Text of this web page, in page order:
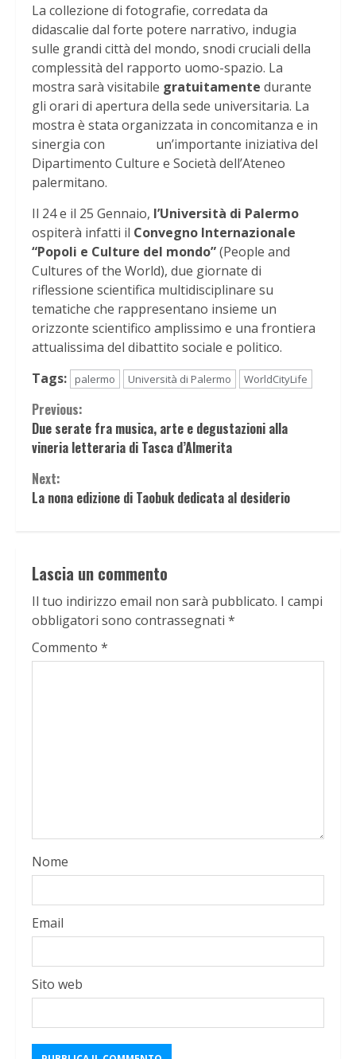
La collezione di fotografie, corredata da
didascalie dal forte potere narrativo, indugia
sulle grandi città del mondo, snodi cruciali della
complessità del rapporto uomo-spazio. La
mostra sarà visitabile gratuitamente durante
gli orari di apertura della sede universitaria. La
mostra è stata organizzata in concomitanza e in
sinergia con un’importante iniziativa del
Dipartimento Culture e Società dell’Ateneo
palermitano.
Il 24 e il 25 Gennaio, l’Università di Palermo
ospiterà infatti il Convegno Internazionale
“Popoli e Culture del mondo”(People and
Cultures of the World), due giornate di
riflessione scientifica multidisciplinare su
tematiche che rappresentano insieme un
orizzonte scientifico amplissimo e una frontiera
attualissima del dibattito sociale e politico.
Tags:
palermo Università di Palermo WorldCityLife
Continue
Reading
Previous:
Due serate fra musica, arte e degustazioni alla
vineria letteraria di Tasca d’Almerita
Next:
La nona edizione di Taobuk dedicata al desiderio
Lascia un commento
Il tuo indirizzo email non sarà pubblicato. I campi
obbligatori sono contrassegnati *
Commento *
Nome
Email
Sito web